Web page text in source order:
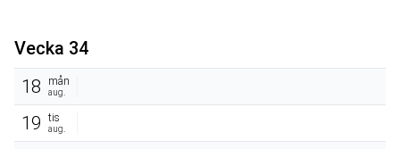
Vecka 34
18
mån
aug.
19 tis
aug.